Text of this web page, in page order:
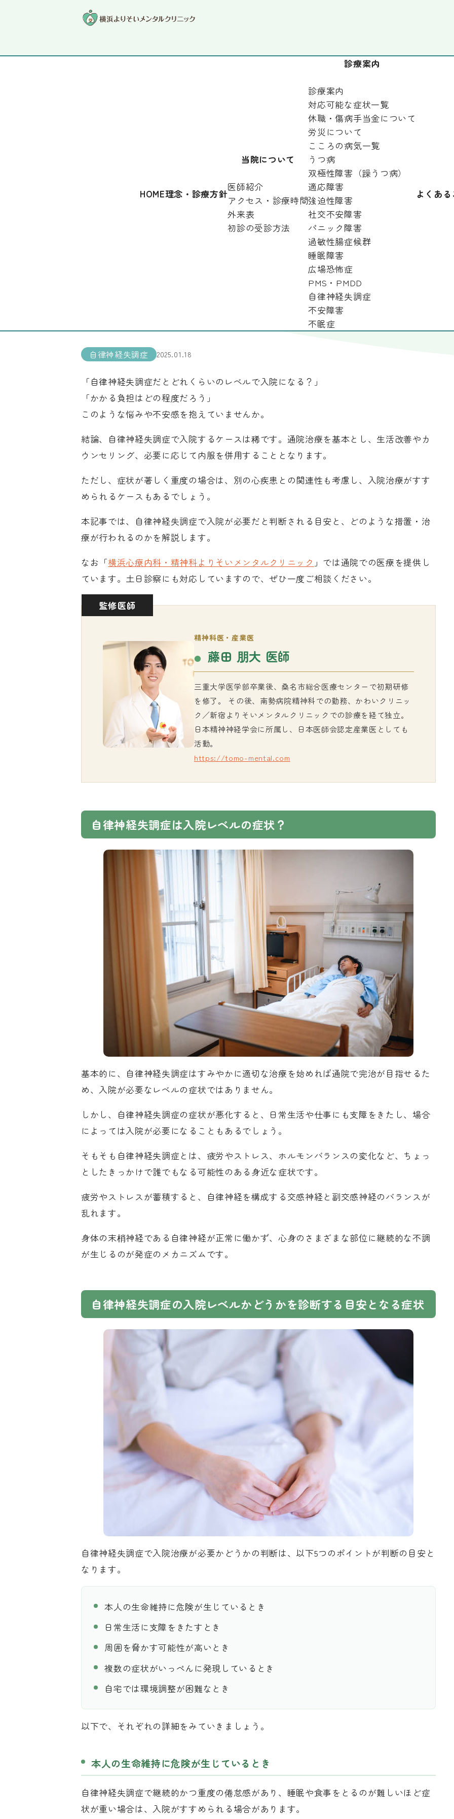
HOME理念・診療方針
当院について
医師紹介
アクセス・診療時間
外来表
初診の受診方法
診療案内
診療案内
対応可能な症状一覧
休職・傷病手当金について
労災について
こころの病気一覧
うつ病
双極性障害（躁うつ病）
適応障害
強迫性障害
社交不安障害
パニック障害
過敏性腸症候群
睡眠障害
広場恐怖症
PMS・PMDD
自律神経失調症
不安障害
不眠症
よくあ
自律神経失調症の入院レベルの目安は？5つの症状と治療法、費用相場も詳しく解説
自律神経失調症の入院レベルの目安は？5つの症状と治療法、費用相場
自律神経失調症の入院レベルの目安は？5つの症状と治療
自律神経失調症 2025.01.18
「自律神経失調症だとどれくらいのレベルで入院になる？」
「かかる負担はどの程度だろう」
このような悩みや不安感を抱えていませんか。
結論、自律神経失調症で入院するケースは稀です。通院治療を基本とし、生活改善やカ
ウンセリング、必要に応じて内服を併用することとなります。
ただし、症状が著しく重度の場合は、別の心疾患との関連性も考慮し、入院治療がすす
められるケースもあるでしょう。
本記事では、自律神経失調症で入院が必要だと判断される目安と、どのような措置・治
療が行われるのかを解説します。
なお「横浜心療内科・精神科よりそいメンタルクリニック 」では通院での医療を提供し
ています。土日診察にも対応していますので、ぜひ一度ご相談ください。
監修医師
精神科医・産業医
藤田 朋大 医師
三重大学医学部卒業後、桑名市総合医療センターで初期研修
を修了。 その後、南勢病院精神科での勤務、かわいクリニッ
ク／新宿よりそいメンタルクリニックでの診療を経て独立。
日本精神神経学会に所属し、日本医師会認定産業医としても
活動。
https://tomo-mental.com
自律神経失調症は入院レベルの症状？
基本的に、自律神経失調症はすみやかに適切な治療を始めれば通院で完治が目指せるた
め、入院が必要なレベルの症状ではありません。
しかし、自律神経失調症の症状が悪化すると、日常生活や仕事にも支障をきたし、場合
によっては入院が必要になることもあるでしょう。
そもそも自律神経失調症とは、疲労やストレス、ホルモンバランスの変化など、ちょっ
としたきっかけで誰でもなる可能性のある身近な症状です。
疲労やストレスが蓄積すると、自律神経を構成する交感神経と副交感神経のバランスが
乱れます。
身体の末梢神経である自律神経が正常に働かず、心身のさまざまな部位に継続的な不調
が生じるのが発症のメカニズムです。
自律神経失調症の入院レベルかどうかを診断する目安となる症状
自律神経失調症で入院治療が必要かどうかの判断は、以下5つのポイントが判断の目安と
なります。
本人の生命維持に危険が生じているとき
日常生活に支障をきたすとき
周囲を脅かす可能性が高いとき
複数の症状がいっぺんに発現しているとき
自宅では環境調整が困難なとき
以下で、それぞれの詳細をみていきましょう。
本人の生命維持に危険が生じているとき
自律神経失調症で継続的かつ重度の倦怠感があり、睡眠や食事をとるのが難しいほど症
状が重い場合は、入院がすすめられる場合があります。